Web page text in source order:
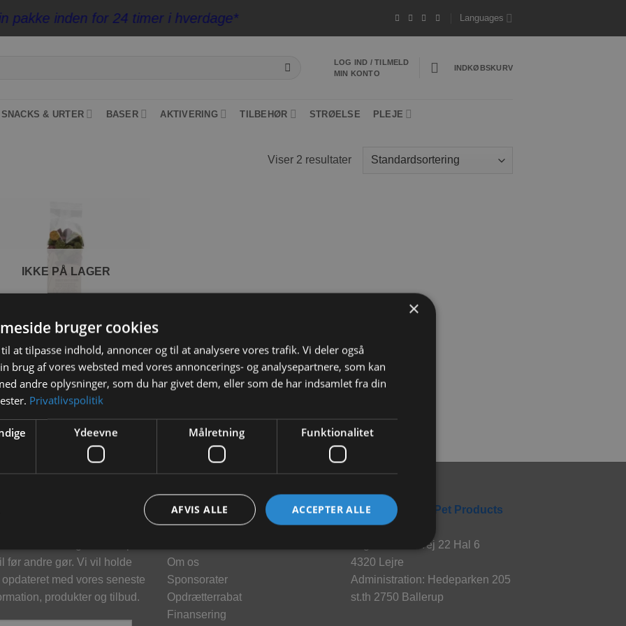
inden for 24 timer i hverdage* Languages
LOG IND / TILMELD
MIN KONTO
INDKØBSKURV
SNACKS & URTER BASER AKTIVERING TILBEHØR STRØELSE PLEJE
Viser 2 resultater
IKKE PÅ LAGER
Rosewood Drops urte og
140g “Kornfri”
32,00kr.
LÆS MERE
før andre gør. Vi vil holde
opdateret med vores seneste
produkter og tilbud.
Information
Kontakt
Om os
Sponsorater
Opdrætterrabat
Finansering
Rabbitpet
En del af World Pet Products
Lager: Hvalsøvej 22 Hal 6
4320 Lejre
Administration: Hedeparken 205
st.th 2750 Ballerup
×
bruger cookies
at tilpasse indhold, annoncer og til at analysere vores trafik. Vi deler også
brug af vores websted med vores annoncerings- og analysepartnere, som kan
andre oplysninger, som du har givet dem, eller som de har indsamlet fra din
Privatlivspolitik
Ydeevne Målretning Funktionalitet
ACCEPTER ALLE
AFVIS ALLE